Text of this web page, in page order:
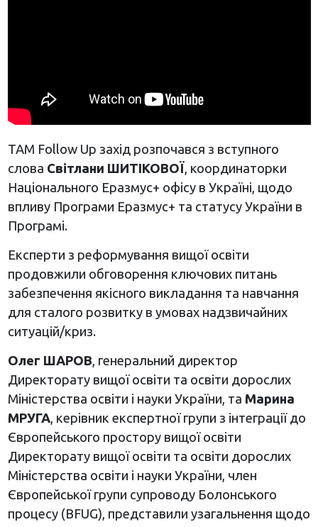
TAM Follow Up захід розпочався з вступного
слова Світлани ШИТІКОВОЇ, координаторки
Національного Еразмус+ офісу в Україні, щодо
впливу Програми Еразмус+ та статусу України в
Програмі.
Експерти з реформування вищої освіти
продовжили обговорення ключових питань
забезпечення якісного викладання та навчання
для сталого розвитку в умовах надзвичайних
ситуацій/криз.
Олег ШАРОВ, генеральний директор
Директорату вищої освіти та освіти дорослих
Міністерства освіти і науки України, та Марина
МРУГА, керівник експертної групи з інтеграції до
Європейського простору вищої освіти
Директорату вищої освіти та освіти дорослих
Міністерства освіти і науки України, член
Європейської групи супроводу Болонського
процесу (BFUG), представили узагальнення щодо